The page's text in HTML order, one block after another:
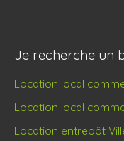
Je recherche un
Location local
Location local
Location entrepôt